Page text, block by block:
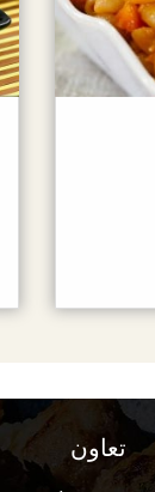
تعاون